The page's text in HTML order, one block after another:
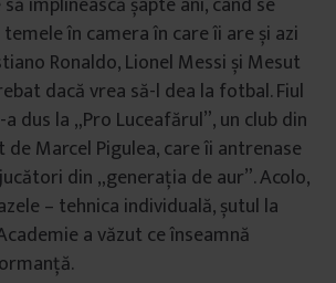
în camera în care îi are și azi
Ronaldo, Lionel Messi și Mesut
dacă vrea să-l dea la fotbal. Fiul
dus la „Pro Luceafărul”, un club din
Marcel Pigulea, care îi antrenase
din „generația de aur”. Acolo,
– tehnica individuală, șutul la
a văzut ce înseamnă